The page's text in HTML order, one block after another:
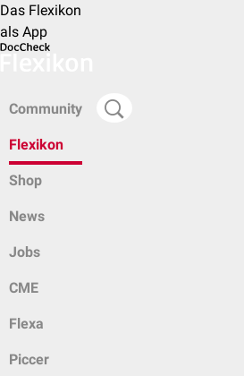
Das Flexikon
als App
Community
Flexikon
Shop
News
Jobs
CME
Flexa
Piccer